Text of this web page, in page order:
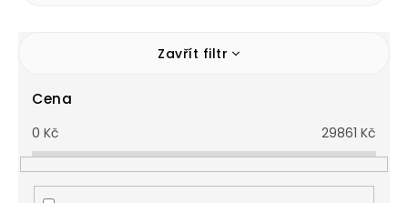
Zavřít filtr
Cena
0 Kč 29861 Kč